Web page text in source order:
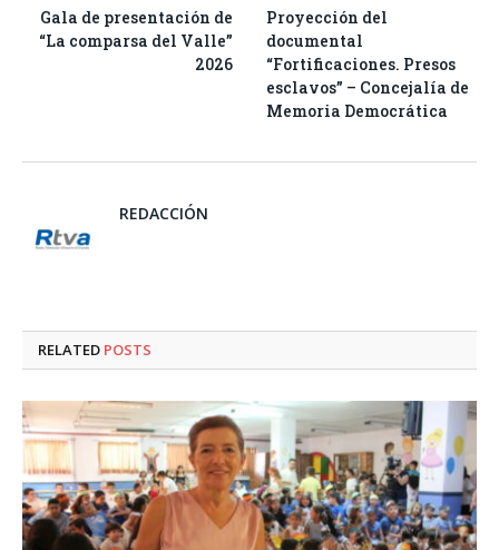
Gala de presentación de
“La comparsa del Valle”
2026
Proyección del
documental
“Fortificaciones. Presos
esclavos” – Concejalía de
Memoria Democrática
REDACCIÓN
RELATED POSTS